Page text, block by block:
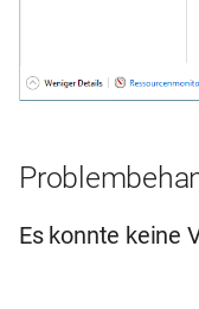
Es konnte keine